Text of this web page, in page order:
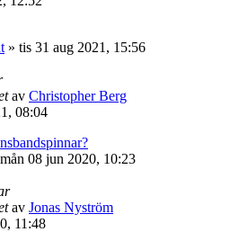
» tis 31 aug 2021, 15:56
av Christopher Berg
08:04
mån 08 jun 2020, 10:23
av Jonas Nyström
11:48